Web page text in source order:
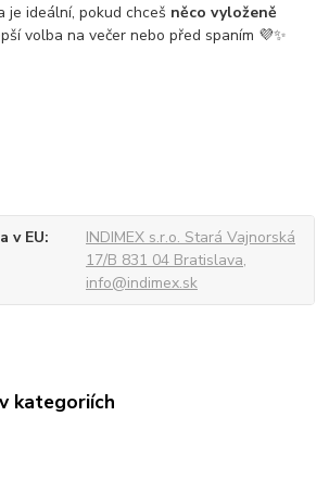
je ideální, pokud chceš něco vyloženě
volba na večer nebo před spaním 💜✨
v EU
INDIMEX s.r.o. Stará Vajnorská
17/B 831 04 Bratislava,
info@indimex.sk
kategoriích